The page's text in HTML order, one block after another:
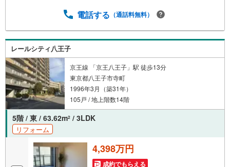
す。インターネット、チラシなどに掲載できない物件も多
営業へご希望をお伝えください！■ご案内方法ご自宅へお迎
え・最寄り駅等でお待ち合わせ、弊社へのご来社など、ご
相談ください。ご希望があれば周辺環境、お客様の希望に
合わせた物件などもご案内をいたします。お住まい探しは
朝日土地建物（株）八王子店 営業2課にお任せください！
電話する （通話料無料）
レールシティ八王子
京王線 「京王八王子」駅 徒歩13分
東京都八王子市寺町
1996年3月（築31年）
105戸 / 地上階数14階
5階 / 東 / 63.62m2 / 3LDK
リフォーム
4,398万円
成約でもらえる